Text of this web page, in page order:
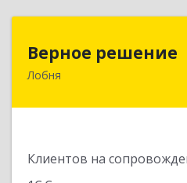
Верное решение
Лобня
Клиентов на
141730, Московская